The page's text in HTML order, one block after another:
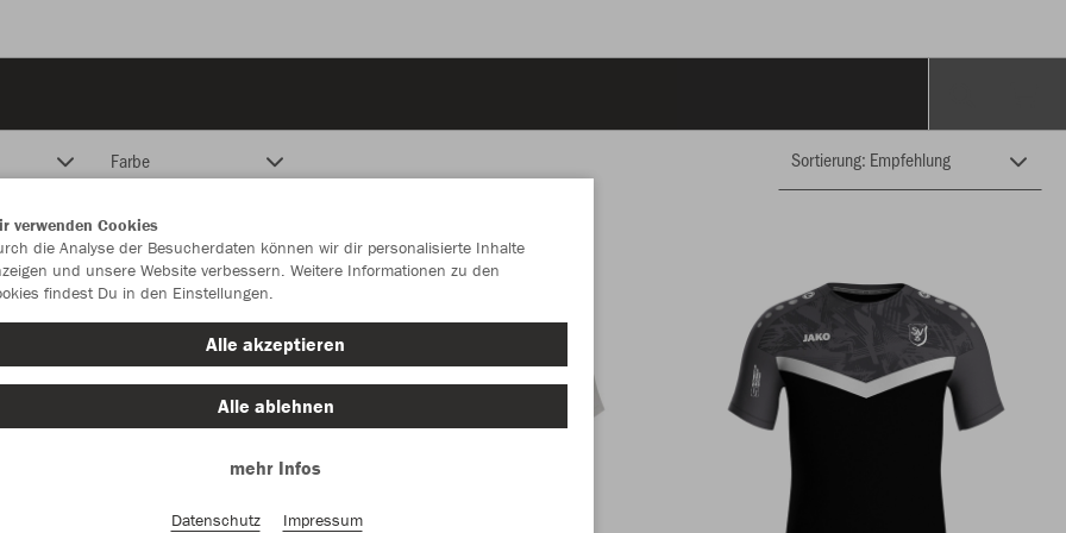
Farbe
verwenden Cookies
die Analyse der Besucherdaten können wir dir personalisierte Inhalte
und unsere Website verbessern. Weitere Informationen zu den
findest Du in den Einstellungen.
Alle akzeptieren
Alle ablehnen
mehr Infos
Datenschutz Impressum